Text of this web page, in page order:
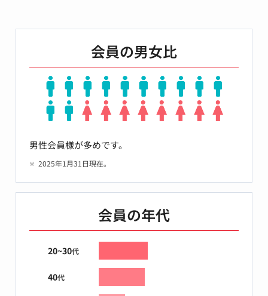
会員の男女比
男性会員様が多めです。
2025年1月31日現在。
会員の年代
20~30代
40代